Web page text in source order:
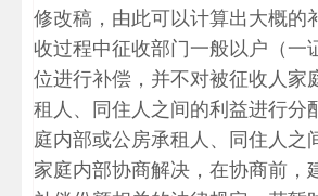
修改稿，由此可以计算出大概的
收过程中征收部门一般以户（一
位进行补偿，并不对被征收人家
租人、同住人之间的利益进行分
庭内部或公房承租人、同住人之
家庭内部协商解决，在协商前，